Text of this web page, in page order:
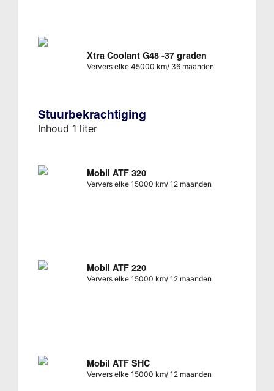
Xtra Coolant G48 -37 graden
Ververs elke 45000 km/ 36 maanden
Stuurbekrachtiging
Inhoud 1 liter
Mobil ATF 320
Ververs elke 15000 km/ 12 maanden
Mobil ATF 220
Ververs elke 15000 km/ 12 maanden
Mobil ATF SHC
Ververs elke 15000 km/ 12 maanden